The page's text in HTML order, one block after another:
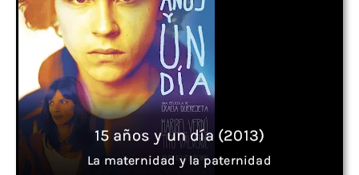
15 años y un día (2013)
La maternidad y la paternidad